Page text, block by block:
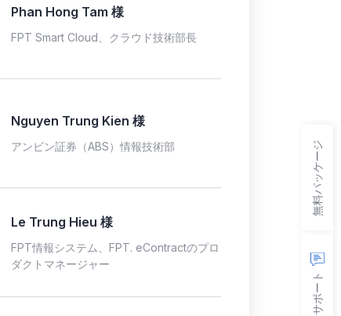
Phan Hong Tam 様
FPT Smart Cloud、クラウド技術部長
Nguyen Trung Kien 様
アンビン証券（ABS）情報技術部
Le Trung Hieu 様
FPT情報システム、FPT. eContractのプロ
ダクトマネージャー
サポート
無料パッケージ